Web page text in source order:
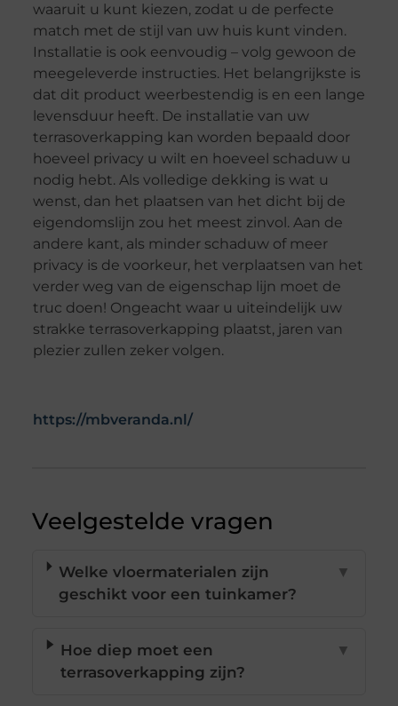
waaruit u kunt kiezen, zodat u de perfecte
match met de stijl van uw huis kunt vinden.
Installatie is ook eenvoudig – volg gewoon de
meegeleverde instructies. Het belangrijkste is
dat dit product weerbestendig is en een lange
levensduur heeft. De installatie van uw
terrasoverkapping kan worden bepaald door
hoeveel privacy u wilt en hoeveel schaduw u
nodig hebt. Als volledige dekking is wat u
wenst, dan het plaatsen van het dicht bij de
eigendomslijn zou het meest zinvol. Aan de
andere kant, als minder schaduw of meer
privacy is de voorkeur, het verplaatsen van het
verder weg van de eigenschap lijn moet de
truc doen! Ongeacht waar u uiteindelijk uw
strakke terrasoverkapping plaatst, jaren van
plezier zullen zeker volgen.
https://mbveranda.nl/
Veelgestelde vragen
Welke vloermaterialen zijn
geschikt voor een tuinkamer?
▼
Hoe diep moet een
terrasoverkapping zijn?
▼